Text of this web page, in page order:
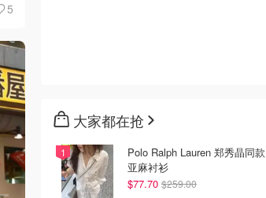
5
大家都在抢
Polo Ralph Lauren 郑秀晶同款
亚麻衬衫
$77.70 $259.00